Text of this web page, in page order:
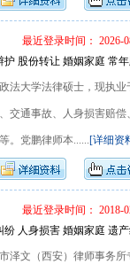
最近登录时间： 2026-
股份转让 婚姻家庭 常
法大学法律硕士，现执
交通事故、人身损害赔
。党鹏律师本......[详细资
最近登录时间： 2018-
人身损害 婚姻家庭 遗
泽文（西安）律师事务所